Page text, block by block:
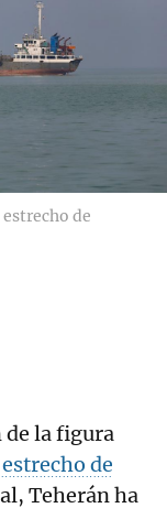
de
de la figura
estrecho de
Teherán ha